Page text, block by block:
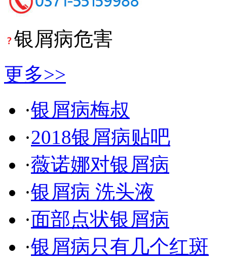
银屑病危害
更多>>
·银屑病梅叔
·2018银屑病贴吧
·薇诺娜对银屑病
·银屑病 洗头液
·面部点状银屑病
·银屑病只有几个红斑